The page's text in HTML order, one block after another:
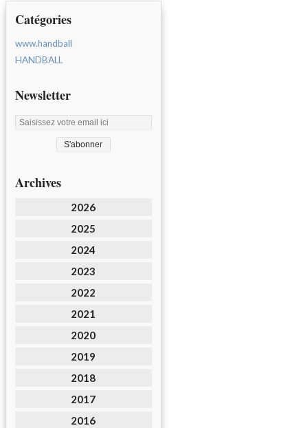
Catégories
www.handball
HANDBALL
Newsletter
Archives
2026
2025
2024
2023
2022
2021
2020
2019
2018
2017
2016